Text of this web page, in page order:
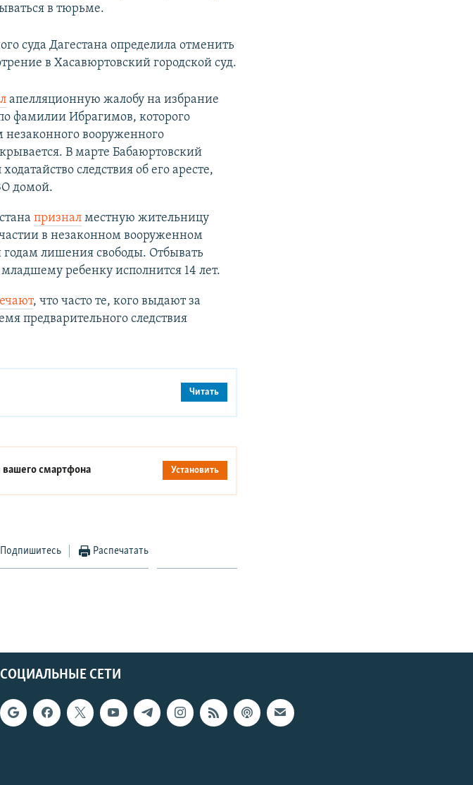
в тюрьме.
суда Дагестана определила отменить
в Хасавюртовский городской суд.
апелляционную жалобу на избрание
фамилии Ибрагимов, которого
незаконного вооруженного
В марте Бабаюртовский
следствия об его аресте,
домой.
призналместную жительницу
в незаконном вооруженном
лишения свободы. Отбывать
ребенку исполнится 14 лет.
, что часто те, кого выдают за
предварительного следствия
Читать
смартфона Установить
Подпишитесь Распечатать
СОЦИАЛЬНЫЕ СЕТИ